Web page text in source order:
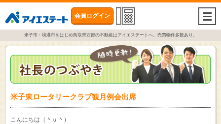
会員ログイン
米子市・境港市をはじめ鳥取県西部の不動産はアイエステートへ。売買物件多数あり。
米子東ロータリークラブ観月例会出席
こんにちは（＾ｕ＾）